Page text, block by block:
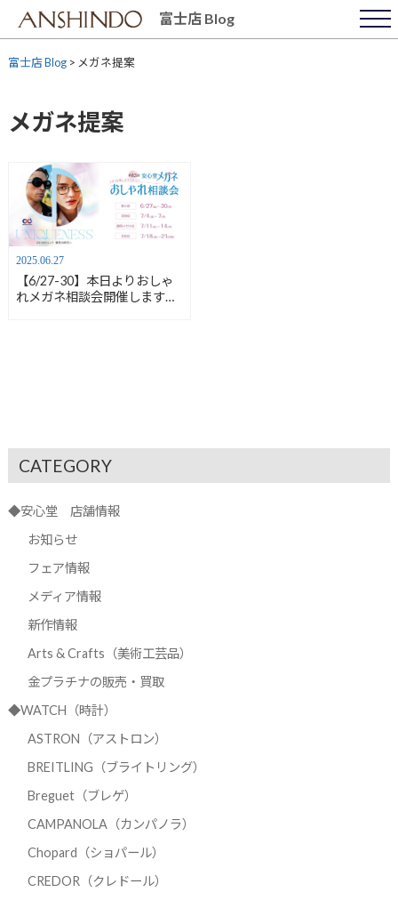
content
富士店 Blog
富士店 Blog> メガネ提案
メガネ提案
2025.06.27
【6/27-30】本日よりおしゃ
れメガネ相談会開催します！
CATEGORY
◆安心堂 店舗情報
お知らせ
フェア情報
メディア情報
新作情報
Arts & Crafts（美術工芸品）
金プラチナの販売・買取
◆WATCH（時計）
ASTRON（アストロン）
BREITLING（ブライトリング）
Breguet（ブレゲ）
CAMPANOLA（カンパノラ）
Chopard（ショパール）
CREDOR（クレドール）